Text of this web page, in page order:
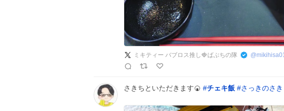
ミキティー バブロス推し🍓ばぶちの隊 @
さきちといただきます🍘 #チェキ飯 #さっきのさき